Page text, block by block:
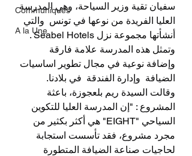
Communiqués
A la Une
سفيان تقية وزير السياحة، وهي المدرسة
العليا الفريدة من نوعها في تونس  والتي
أنشأتها مجموعة نزل Seabel Hotels .
وتمثل هذه المدرسة علامة فارقة
وإضافة نوعية في مجال تطوير اساسيات
الضيافة  وإدارة الفندقة  في بلادنا.
وقالت السيدة ريم بلعجوزة، باعثة
المشروع : "إن المدرسة العليا للتكوين
السياحي "EIGHT" هي أكثر بكثير من
مجرد مشروع، فقد تأسست استجابة
لحاجيات صناعة الضيافة المتطورة